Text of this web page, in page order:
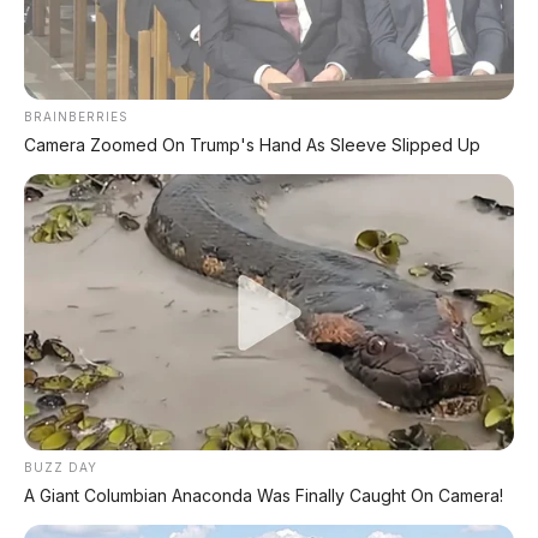
BRAINBERRIES
Camera Zoomed On Trump's Hand As Sleeve Slipped Up
BUZZ DAY
A Giant Columbian Anaconda Was Finally Caught On Camera!